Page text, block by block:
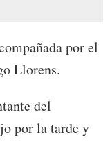
por el
Llorens.
del
por la tarde y